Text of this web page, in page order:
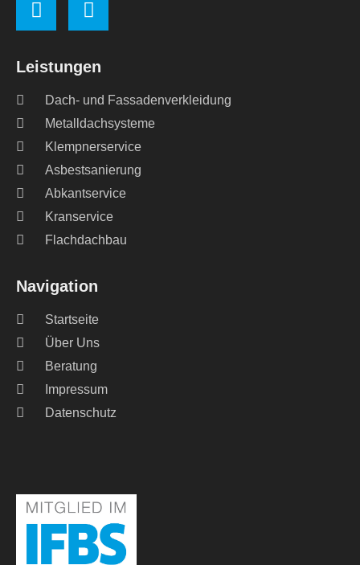
Navigation
Startseite
Über Uns
Beratung
Impressum
Datenschutz
Leistungen
Dach- und Fassadenverkleidung
Metalldachsysteme
Klempnerservice
Asbestsanierung
Abkantservice
Kranservice
Flachdachbau